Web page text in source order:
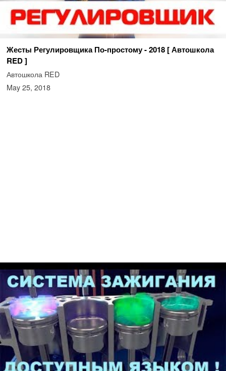
Жесты Регулировщика По-простому - 2018 [ Автошкола
RED ]
Автошкола RED
May 25, 2018